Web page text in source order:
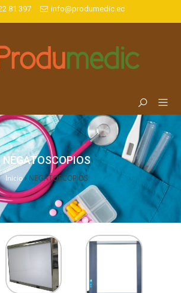
81 397 info@produmedic.ec
NEGATOSCOPIOS
Inicio› NEGATOSCOPIOS